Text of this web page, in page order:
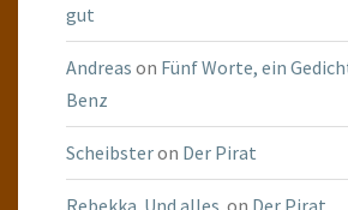
gut
Andreas on Fünf Worte, ein
Benz
Scheibsteron Der Pirat